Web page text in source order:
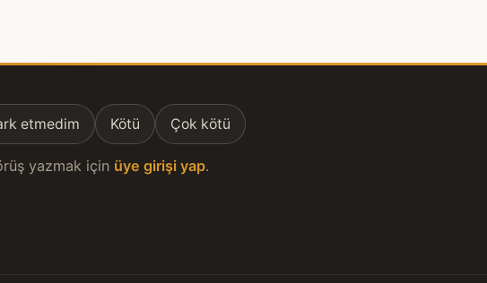
etmedim Kötü Çok kötü
yazmak için üye girişi yap.